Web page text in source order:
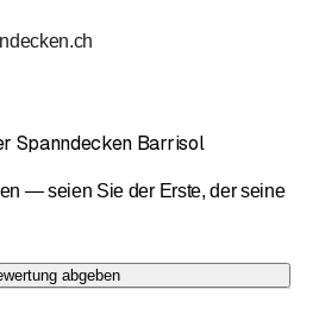
9, 7.Stock
Spanndecken Barrisol
— seien Sie der Erste, der seine
abgeben